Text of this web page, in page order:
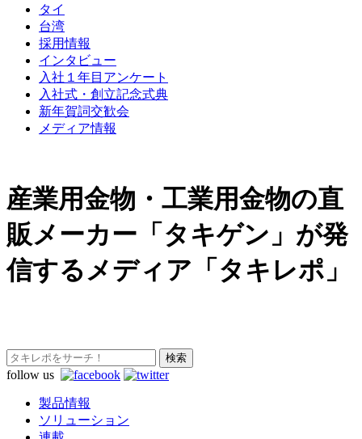
タイ
台湾
採用情報
インタビュー
入社１年目アンケート
入社式・創立記念式典
新年賀詞交歓会
メディア情報
産業用金物・工業用金物の直
販メーカー「タキゲン」が発
信するメディア「タキレポ」
follow us
製品情報
ソリューション